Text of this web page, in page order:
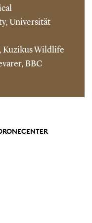
Universität
Kuzikus Wildlife
BBC